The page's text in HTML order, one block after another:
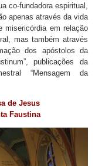
co-fundadora espiritual,
apenas através da vida
misericórdia em relação
mas também através
dos apóstolos da
publicações da
“Mensagem da
de Jesus
Faustina